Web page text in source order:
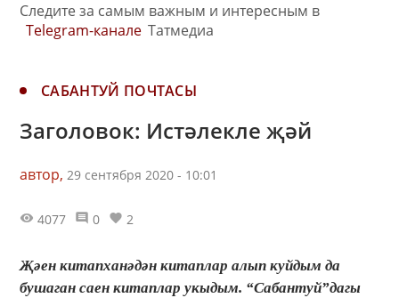
Следите за самым важным и интересным в
Telegram-канале Татмедиа
САБАНТУЙ ПОЧТАСЫ
Заголовок: Истәлекле җәй
автор, 29 сентября 2020 - 10:01
4077 0 2
Җәен китапханәдән китаплар алып куйдым да
бушаган саен китаплар укыдым. “Сабантуй”дагы